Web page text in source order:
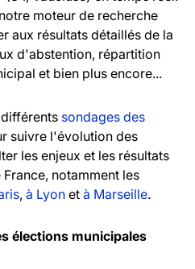
moteur de recherche
aux résultats détaillés de la
d'abstention, répartition
et bien plus encore...
sondages des
suivre l'évolution des
les enjeux et les résultats
notamment les
, à Lyon et à Marseille.
élections municipales